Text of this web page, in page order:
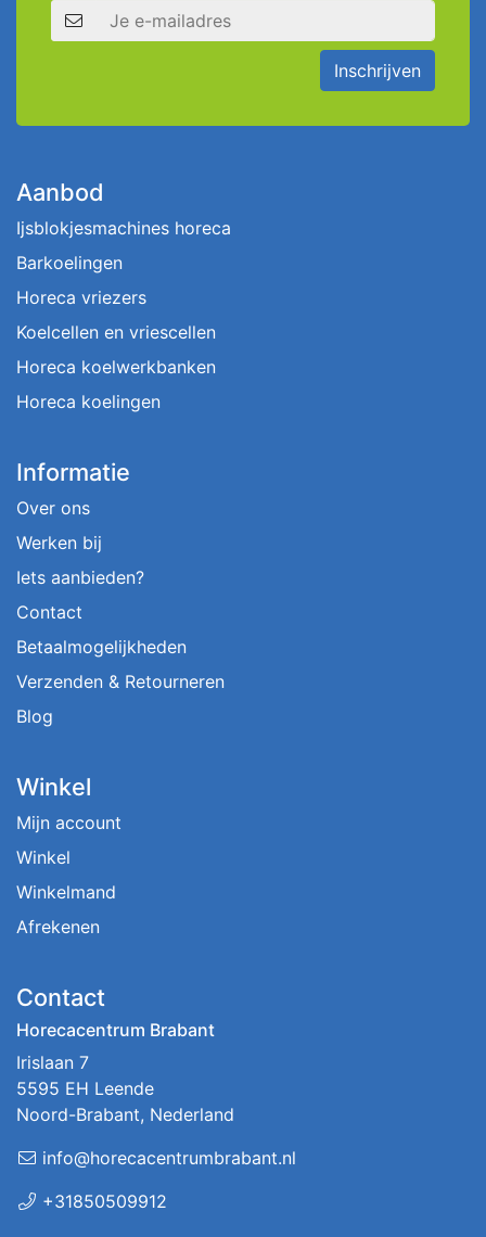
E-mailadres
Inschrijven
Aanbod
Ijsblokjesmachines horeca
Barkoelingen
Horeca vriezers
Koelcellen en vriescellen
Horeca koelwerkbanken
Horeca koelingen
Informatie
Over ons
Werken bij
Iets aanbieden?
Contact
Betaalmogelijkheden
Verzenden & Retourneren
Blog
Winkel
Mijn account
Winkel
Winkelmand
Afrekenen
Contact
Horecacentrum Brabant
Irislaan 7
5595 EH Leende
Noord-Brabant, Nederland
info@horecacentrumbrabant.nl
+31850509912